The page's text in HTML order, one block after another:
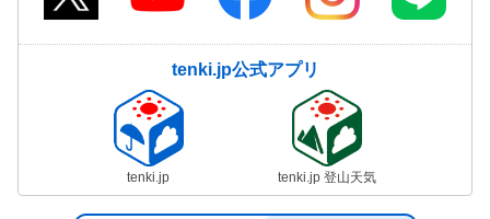
tenki.jp公式アプリ
tenki.jp tenki.jp 登山天気